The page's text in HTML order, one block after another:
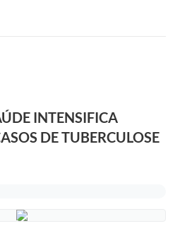
INTENSIFICA
DE TUBERCULOSE